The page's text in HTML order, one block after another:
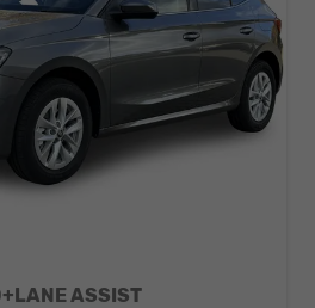
ASSIST